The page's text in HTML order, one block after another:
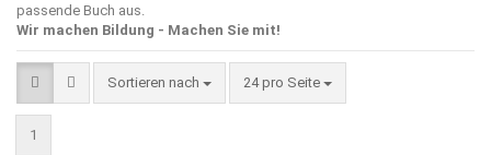
passende Buch aus.
Wir machen Bildung - Machen Sie mit!
Sortieren nach
Sortieren nach 24 pro Seite
pro Seite
1